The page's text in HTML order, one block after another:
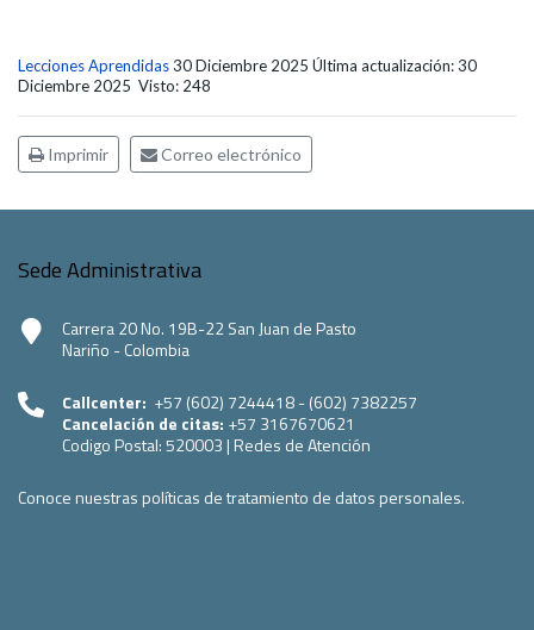
Lecciones Aprendidas30 Diciembre 2025 Última actualización: 30
Diciembre 2025 Visto: 248
Imprimir Correo electrónico
Sede Administrativa
Carrera 20 No. 19B-22 San Juan de Pasto
Nariño - Colombia
Callcenter: +57 (602) 7244418 - (602) 7382257
Cancelación de citas: +57 3167670621
Codigo Postal:520003 | Redes de Atención
Conoce nuestras políticas de tratamiento de datos personales.